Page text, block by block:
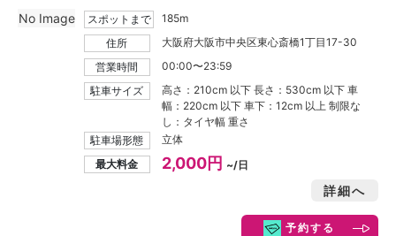
スポットまで
185m
住所
大阪府大阪市中央区東心斎橋1丁目17-30
営業時間
00:00〜23:59
駐車サイズ
高さ：210cm 以下 長さ：530cm 以下 車
幅：220cm 以下 車下：12cm 以上 制限な
し：タイヤ幅 重さ
駐車場形態
立体
最大料金
2,000円 ~/日
詳細へ
予約する
No Image